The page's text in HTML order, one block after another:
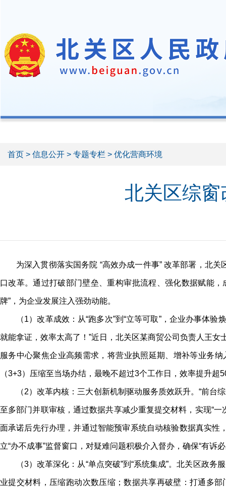
首页 > 信息公开 > 专题专栏 > 优化营商环境
北关区综窗
为深入贯彻落实国务院 “高效办成一件事” 改革部署，北
口改革。通过打破部门壁垒、重构审批流程、强化数据赋能
牌”，为企业发展注入强劲动能。
（1）改革成效：从“跑多次”到“立等可取”，企业办事体
就能拿证，效率太高了！”近日，北关区某商贸公司负责人王
服务中心聚焦企业高频需求，将营业执照延期、增补等业务
（3+3）压缩至当场办结，最晚不超过3个工作日，效率提升超
（2）改革内核：三大创新机制驱动服务质效跃升。“前
至多部门并联审核，通过数据共享减少重复提交材料，实现“
面承诺后先行办理，并通过智能预审系统自动核验数据真实性
立“办不成事”监督窗口，对疑难问题积极介入督办，确保“有诉
（3）改革深化：从“单点突破”到“系统集成”。北关区政
业提交材料，压缩跑动次数压缩；数据共享再破壁：打通多